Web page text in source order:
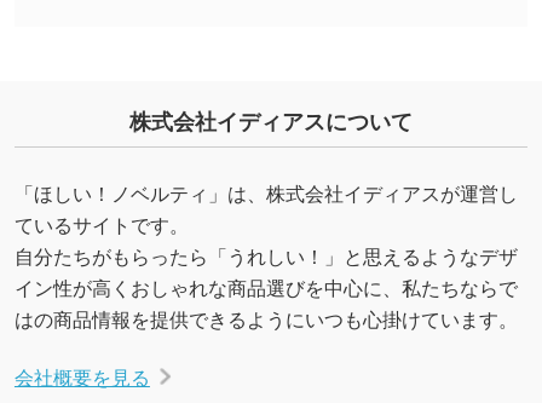
いたします。配置のご相談にも応じています。
株式会社イディアスについて
「ほしい！ノベルティ」は、株式会社イディアスが運営し
ているサイトです。
自分たちがもらったら「うれしい！」と思えるようなデザ
イン性が高くおしゃれな商品選びを中心に、私たちならで
はの商品情報を提供できるようにいつも心掛けています。
会社概要を見る